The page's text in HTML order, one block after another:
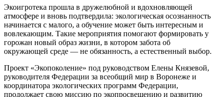
Экоигротека прошла в дружелюбной и вдохновляющей
атмосфере и вновь подтвердила: экологическая осознанность
начинается с малого, а обучение может быть интересным и
вовлекающим. Такие мероприятия помогают формировать у
горожан новый образ жизни, в котором забота об
окружающей среде — не обязанность, а естественный выбор.
Проект «Экопоколение» под руководством Елены Князевой,
руководителя Федерации за всеобщий мир в Воронеже и
координатора экологических программ Федерации,
продолжает свою миссию по экопросвещению и развитию